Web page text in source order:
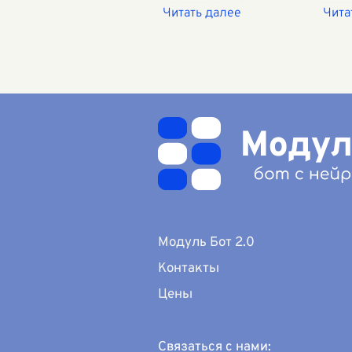
комплексный,
сочетающий в себе
«А
Модуль Бот 2.0
Контакты
Цены
Связаться с нами: